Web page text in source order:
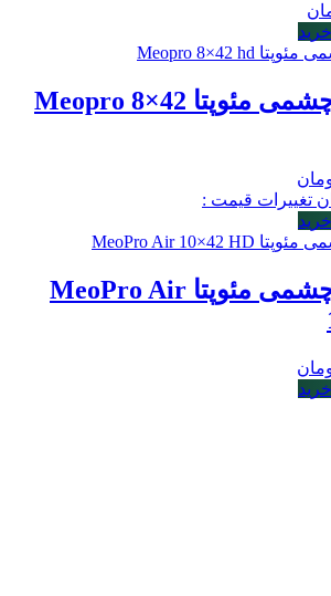
دوربین دوچشمی مئوپتا Meopro 8×42
تغییرات قیمت :
دوربین دوچشمی مئوپتا MeoPro Air